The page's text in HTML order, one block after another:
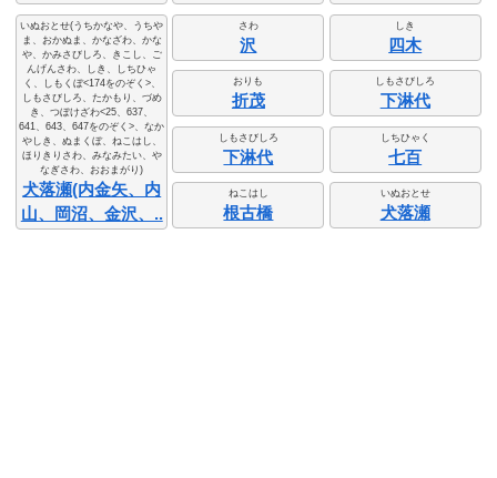
いぬおとせ(うちかなや、うちや
ま、おかぬま、かなざわ、かな
や、かみさびしろ、きこし、ご
んげんさわ、しき、しちひゃ
く、しもくぼ<174をのぞく>、
しもさびしろ、たかもり、づめ
き、つぼけざわ<25、637、
641、643、647をのぞく>、なか
やしき、ぬまくぼ、ねこはし、
ほりきりさわ、みなみたい、や
なぎさわ、おおまがり)
犬落瀬(内金矢、内
山、岡沼、金沢、..
さわ
沢
しき
四木
おりも
折茂
しもさびしろ
下淋代
しもさびしろ
下淋代
しちひゃく
七百
ねこはし
根古橋
いぬおとせ
犬落瀬